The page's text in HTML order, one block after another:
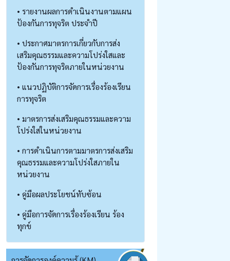
• รายงานผลการดำเนินงานตามแผน
ป้องกันการทุจริต ประจำปี
• ประกาศมาตรการเกี่ยวกับการส่ง
เสริมคุณธรรมและความโปร่งใสและ
ป้องกันการทุจริตภายในหน่วยงาน
• แนวปฏิบัติการจัดการเรื่องร้องเรียน
การทุจริต
• มาตรการส่งเสริมคุณธรรมและความ
โปร่งใสในหน่วยงาน
• การดำเนินการตามมาตรการส่งเสริม
คุณธรรมและความโปร่งใสภายใน
หน่วยงาน
• คู่มือผลประโยชน์ทับซ้อน
• คู่มือการจัดการเรื่องร้องเรียน ร้อง
ทุกข์